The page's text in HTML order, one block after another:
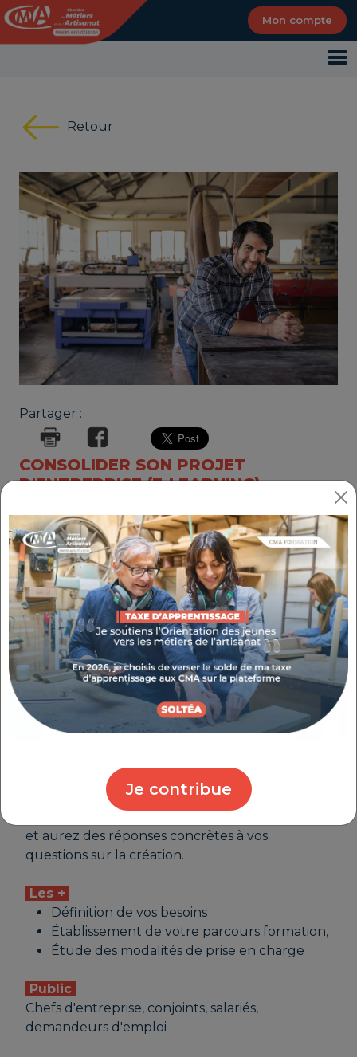
Mon compte
Je contribue
Retour
Partager :
CONSOLIDER SON PROJET
D'ENTREPRISE (E-LEARNING)
THÉMATIQUE : CRÉER MON ENTREPRISE
ÉLIGIBLE CPF
Enregistré au Répertoire spécifique sous le
code RS 6995 le 18/12/2024. Certificateur CMA
France
Objectifs
Identifier quel régime d’entreprise, hors micro-
entreprise, est adapté à votre projet. Vous serez
administrative et comptable. Vous saurez
identifier les clés de votre réussite
et aurez des réponses concrètes à vos
questions sur la création.
Les +
Définition de vos besoins
Établissement de votre parcours formation,
Étude des modalités de prise en charge
Public
Chefs d'entreprise, conjoints, salariés,
demandeurs d'emploi
Panneau de gestion des cookies